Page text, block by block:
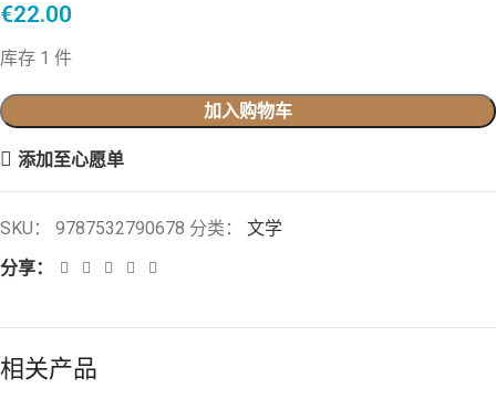
€22.00
库存 1 件
加入购物车
添加至心愿单
SKU： 9787532790678 分类：
文学
分享：
相关产品